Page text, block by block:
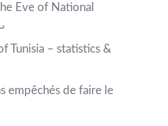
Eve of National
Tunisia – statistics &
empêchés de faire le